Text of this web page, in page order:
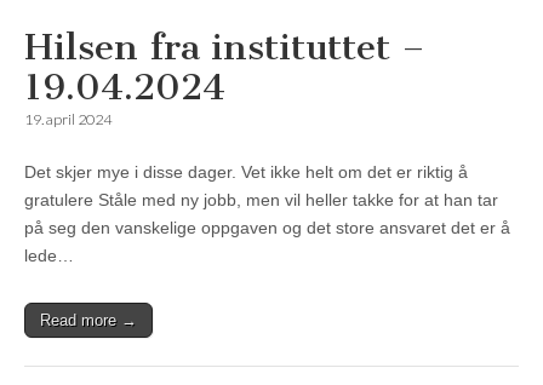
Hilsen fra instituttet –
19.04.2024
19. april 2024
Det skjer mye i disse dager. Vet ikke helt om det er riktig å
gratulere Ståle med ny jobb, men vil heller takke for at han tar
på seg den vanskelige oppgaven og det store ansvaret det er å
lede…
Read more →